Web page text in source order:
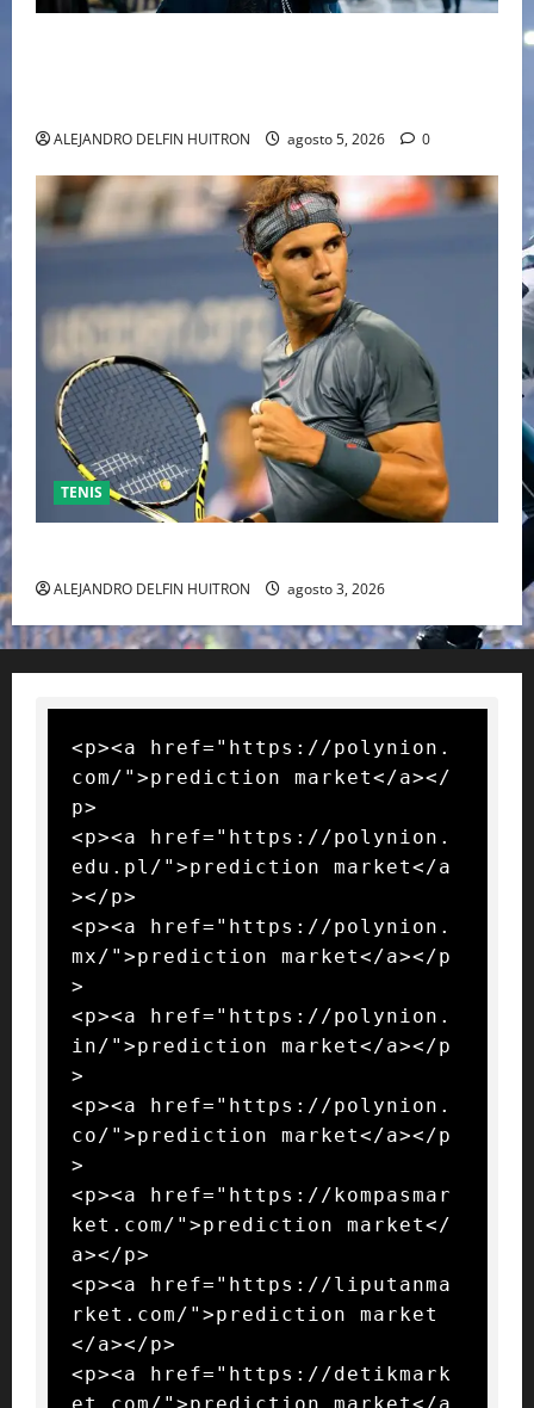
ALEJANDRO DELFIN HUITRON agosto 5, 2026 0
TENIS
ALEJANDRO DELFIN HUITRON agosto 3, 2026
<p><a href="https://polynion.
com/">prediction market</a></
p>
<p><a href="https://polynion.
edu.pl/">prediction market</a
></p>
<p><a href="https://polynion.
mx/">prediction market</a></p
>
<p><a href="https://polynion.
in/">prediction market</a></p
>
<p><a href="https://polynion.
co/">prediction market</a></p
>
<p><a href="https://kompasmar
ket.com/">prediction market</
a></p>
<p><a href="https://liputanma
rket.com/">prediction market
</a></p>
<p><a href="https://detikmark
et.com/">prediction market</a